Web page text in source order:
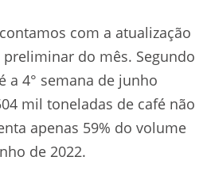
com a atualização
do mês. Segundo
a 4° semana de junho
mil toneladas de café não
apenas 59% do volume
de 2022.